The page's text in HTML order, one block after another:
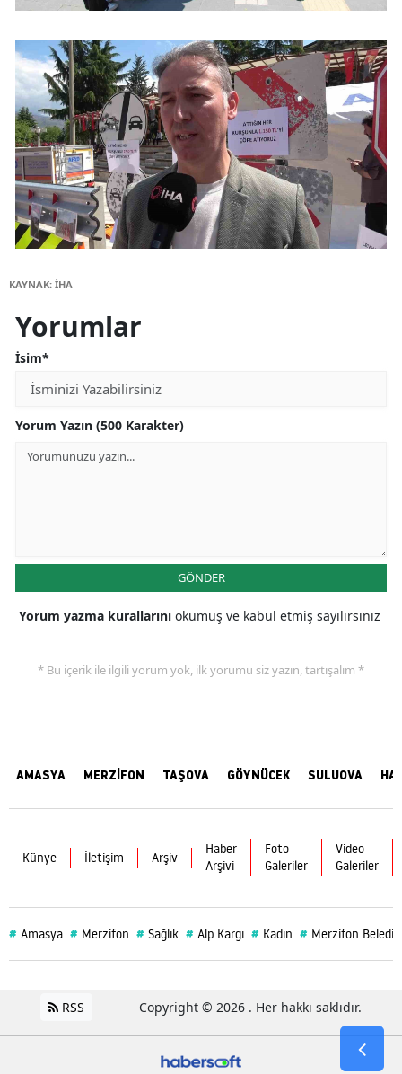
KAYNAK: İHA
Yorumlar
İsim*
Yorum Yazın (500 Karakter)
GÖNDER
Yorum yazma kurallarını okumuş ve kabul etmiş sayılırsınız
* Bu içerik ile ilgili yorum yok, ilk yorumu siz yazın, tartışalım *
AMASYA MERZİFON TAŞOVA GÖYNÜCEK SULUOVA
Künye İletişim Arşiv
Haber
Arşivi
Foto
Galeriler
Video
Galeriler
# Amasya # Merzifon # Sağlık # Alp Kargı # Kadın # Merzifon
RSS Copyright © 2026 . Her hakkı saklıdır.